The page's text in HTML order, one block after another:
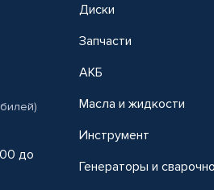
до
Диски
Запчасти
АКБ
Масла и жидкости
Инструмент
Генераторы и